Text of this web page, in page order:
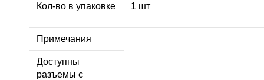
Кол-во в упаковке 1 шт
Примечания
Доступны
разъемы с